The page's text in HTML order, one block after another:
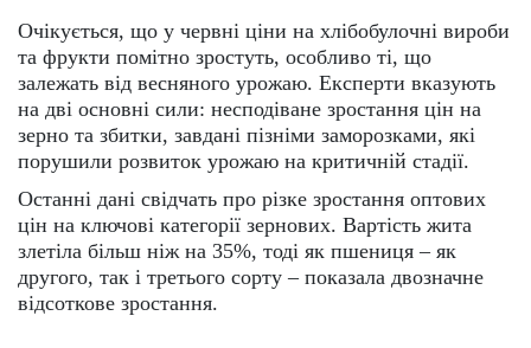
Очікується, що у червні ціни на хлібобулочні вироби
та фрукти помітно зростуть, особливо ті, що
залежать від весняного урожаю. Експерти вказують
на дві основні сили: несподіване зростання цін на
зерно та збитки, завдані пізніми заморозками, які
порушили розвиток урожаю на критичній стадії.
Останні дані свідчать про різке зростання оптових
цін на ключові категорії зернових. Вартість жита
злетіла більш ніж на 35%, тоді як пшениця – як
другого, так і третього сорту – показала двозначне
відсоткове зростання.